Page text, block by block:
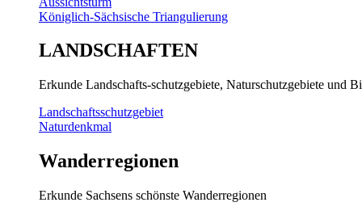
Königlich-Sächsische Triangulierung
LANDSCHAFTEN
Erkunde Landschafts-schutzgebiete, Naturschutzgebiete und
Landschaftsschutzgebiet
Naturdenkmal
Wanderregionen
Erkunde Sachsens schönste Wanderregionen